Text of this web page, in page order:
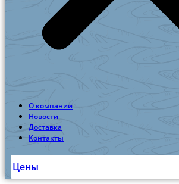
О компании
Новости
Доставка
Контакты
Цены